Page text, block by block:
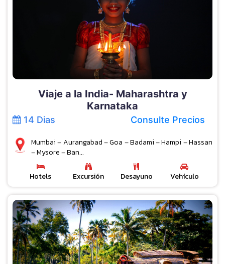
Viaje a la India- Maharashtra y
Karnataka
14 Dias Consulte Precios
Mumbai – Aurangabad – Goa – Badami – Hampi – Hassan
– Mysore – Ban...
Hotels Excursión Desayuno Vehículo